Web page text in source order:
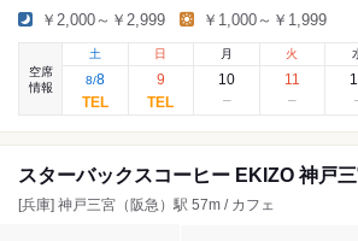
￥2,000～￥2,999 ￥1,000～￥1,999
空席
情報
土
8/8
日
9
月
10
火
11
スターバックスコーヒー EKIZO 神戸
[兵庫] 神戸三宮（阪急）駅 57m / カフェ